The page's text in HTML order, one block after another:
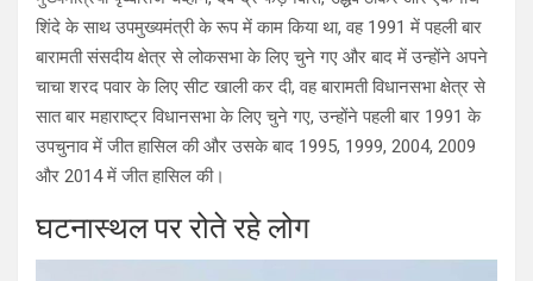
शिंदे के साथ उपमुख्यमंत्री के रूप में काम किया था, वह 1991 में पहली बार
बारामती संसदीय क्षेत्र से लोकसभा के लिए चुने गए और बाद में उन्होंने अपने
चाचा शरद पवार के लिए सीट खाली कर दी, वह बारामती विधानसभा क्षेत्र से
सात बार महाराष्ट्र विधानसभा के लिए चुने गए, उन्होंने पहली बार 1991 के
उपचुनाव में जीत हासिल की और उसके बाद 1995, 1999, 2004, 2009
और 2014 में जीत हासिल की।
घटनास्थल पर रोते रहे लोग